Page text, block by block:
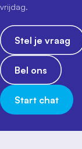
vrijdag.
Stel je vraag
Bel ons
Start chat